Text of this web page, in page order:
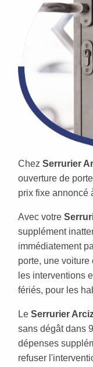
Chez Serrurier
ouverture de
prix fixe annoncé
Avec votre
supplément
immédiatement
porte, une voiture
les interventions
fériés, pour les
Le Serrurier
sans dégât dans
dépenses
refuser